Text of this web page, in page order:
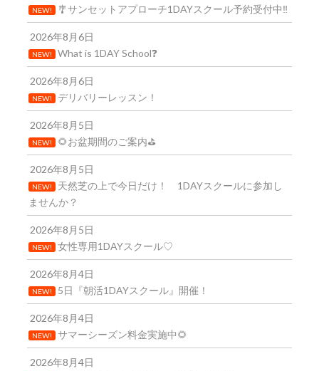
NEW! 🎐サンセットアプローチ1DAYスクール予約受付中‼️
2026年8月6日
NEW! What is 1DAY School❓
2026年8月6日
NEW! デリバリーレッスン！
2026年8月5日
NEW! 🌻お盆期間のご案内⛳
2026年8月5日
NEW! 天然芝の上で今日だけ！ 1DAYスクールに参加し
ませんか？
2026年8月5日
NEW! 女性専用1DAYスクール♡
2026年8月4日
NEW! 5日『朝活1DAYスクール』開催！
2026年8月4日
NEW! サマーシーズン料金実施中🌻
2026年8月4日